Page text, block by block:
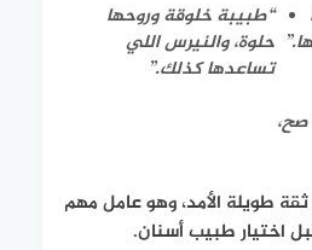
“طبيبة خلوقة وروحها
حلوة، والنيرس اللي
تساعدها كذلك.”
صح،
طويلة الأمد، وهو عامل مهم
اختيار طبيب أسنان.